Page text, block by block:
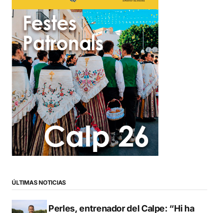
ÚLTIMAS NOTICIAS
Pere Perles, entrenador del Calpe: “Hi ha